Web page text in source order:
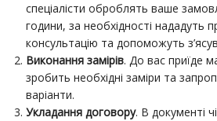
спеціалісти оброблять ваше
години, за необхідності нададуть
консультацію та допоможуть
Виконання замірів. До вас приїде
зробить необхідні заміри та
варіанти.
Укладання договору. В документі